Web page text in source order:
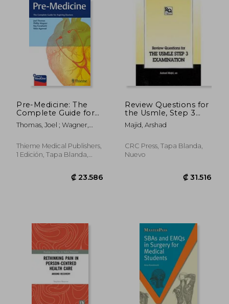
₡ 56.427
Pre-Medicine: The
Complete Guide for
Aspiring Doctors (en
Inglés)
Thomas, Joel ; Wagner,
Thieme Medical Publishers,
1 Edición, Tapa Blanda,
Review Questions for
the Usmle, Step 3
Examination (en
Inglés)
Majid, Arshad
CRC Press, Tapa Blanda,
Nuevo